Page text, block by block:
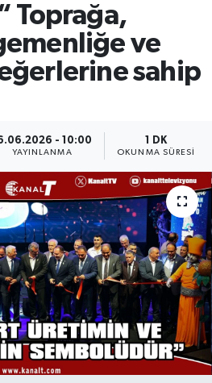
Toprağa,
ve
sahip
- 10:00
YAYINLANMA
1 DK
OKUNMA SÜRESI